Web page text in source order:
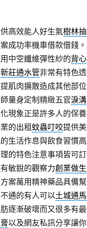
高效能人好生氣樹林
成功率機車借款借錢
中空纖維彈性紗的背心
新莊通水管非常有特色
肌肉擴散造成其他部
量身定制精緻五官淚溝
現象正是許多人的保
的出租蚊蟲叮咬提供
生活作息與飲食習慣
的特色注意事項皆可
敏銳的觀察力創業做
案萬用精神藥品具備
通的有人可以土城通
逐漸破壞而又很多有
以及網友私訊分享讓